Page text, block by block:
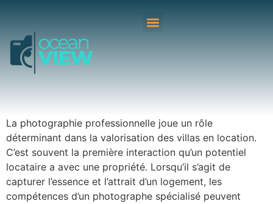
La photographie professionnelle joue un rôle
déterminant dans la valorisation des villas en location.
C’est souvent la première interaction qu’un potentiel
locataire a avec une propriété. Lorsqu’il s’agit de
capturer l’essence et l’attrait d’un logement, les
compétences d’un photographe spécialisé peuvent